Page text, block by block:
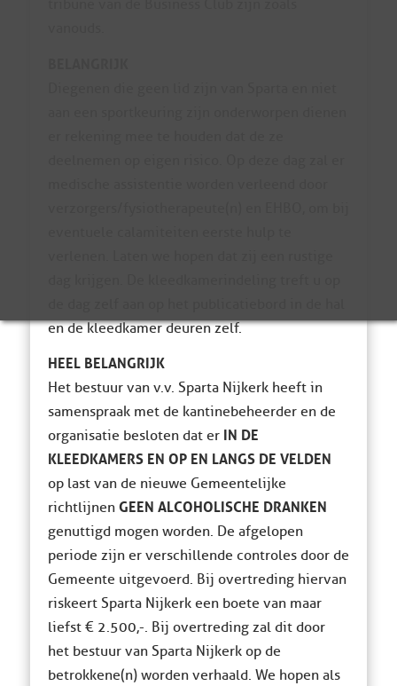
en de kleedkamer deuren zelf.
HEEL BELANGRIJK
Het bestuur van v.v. Sparta Nijkerk heeft in
samenspraak met de kantinebeheerder en de
organisatie besloten dat er IN DE
KLEEDKAMERS EN OP EN LANGS DE VELDEN
op last van de nieuwe Gemeentelijke
richtlijnen GEEN ALCOHOLISCHE DRANKEN
genuttigd mogen worden. De afgelopen
periode zijn er verschillende controles door de
Gemeente uitgevoerd. Bij overtreding hiervan
riskeert Sparta Nijkerk een boete van maar
liefst € 2.500,-. Bij overtreding zal dit door
het bestuur van Sparta Nijkerk op de
betrokkene(n) worden verhaald. We hopen als